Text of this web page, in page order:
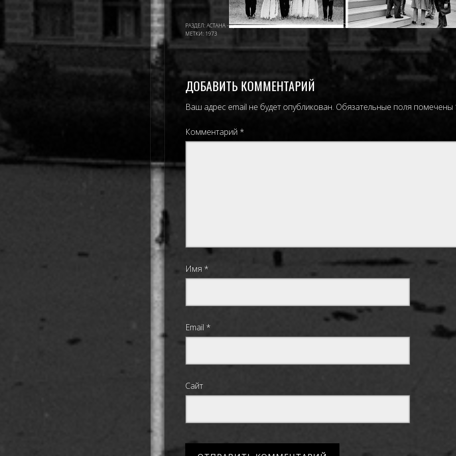
РАЗДЕЛ: АСТАНА - ЦЕЛИНОГРАД,ИМАМОВ НУРМУХАМАТ ИМАМОВИЧ
МЕТКИ: 1973
ДОБАВИТЬ КОММЕНТАРИЙ
Ваш адрес email не будет опубликован. Обязательные поля помечены
Комментарий *
Имя *
Email *
Сайт